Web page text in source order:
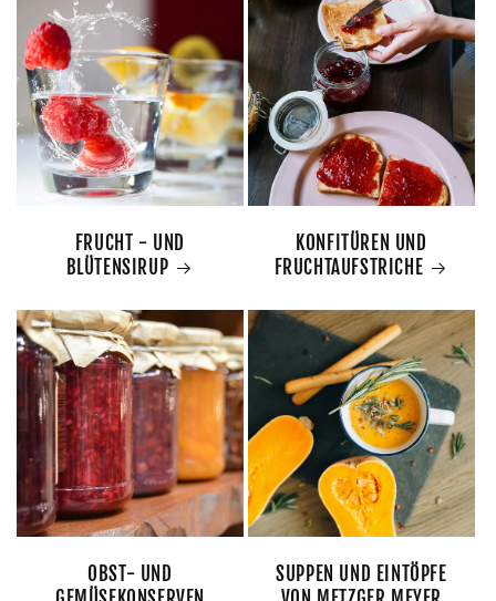
FRUCHT - UND
BLÜTENSIRUP
KONFITÜREN UND
FRUCHTAUFSTRICHE
OBST- UND
SUPPEN UND EINTÖPFE